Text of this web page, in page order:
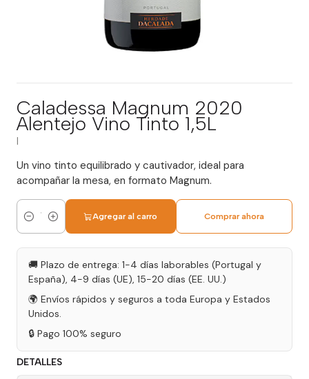
Caladessa Magnum 2020
Alentejo Vino Tinto 1,5L
Un vino tinto equilibrado y cautivador, ideal para
acompañar la mesa, en formato Magnum.
Cantidad
Agregar al carro Comprar ahora
🚚 Plazo de entrega: 1-4 días laborables (Portugal y
España), 4-9 días (UE), 15-20 días (EE. UU.)
🌍 Envíos rápidos y seguros a toda Europa y Estados
Unidos.
🔒 Pago 100% seguro
DETALLES